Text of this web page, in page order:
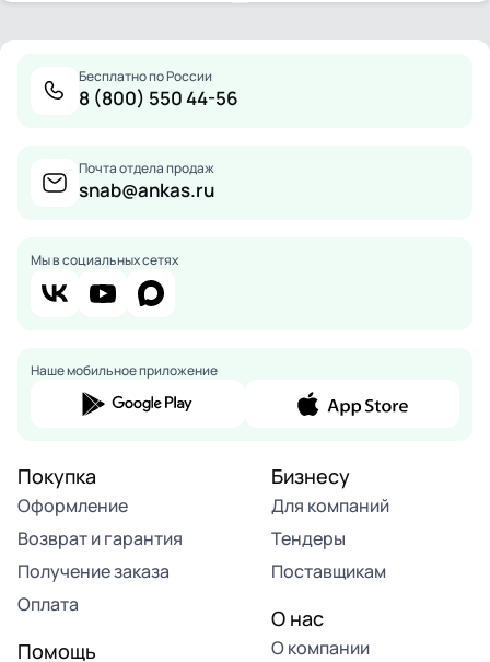
Бесплатно по России
8 (800) 550 44-56
Почта отдела продаж
snab@ankas.ru
Мы в социальных сетях
Наше мобильное приложение
Покупка
Оформление
Возврат и гарантия
Получение заказа
Оплата
Помощь
Бизнесу
Для компаний
Тендеры
Поставщикам
О нас
О компании